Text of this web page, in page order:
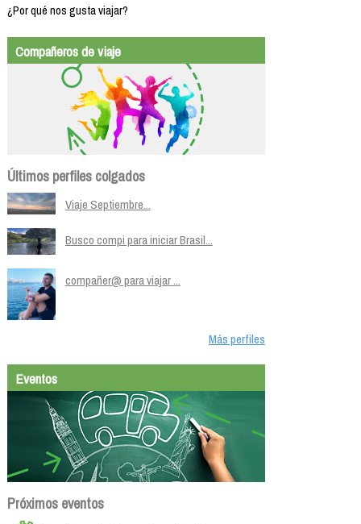
¿Por qué nos gusta viajar?
Compañeros de viaje
Últimos perfiles colgados
Viaje Septiembre...
Busco compi para iniciar Brasil...
compañer@ para viajar ...
Más perfiles
Eventos
Próximos eventos